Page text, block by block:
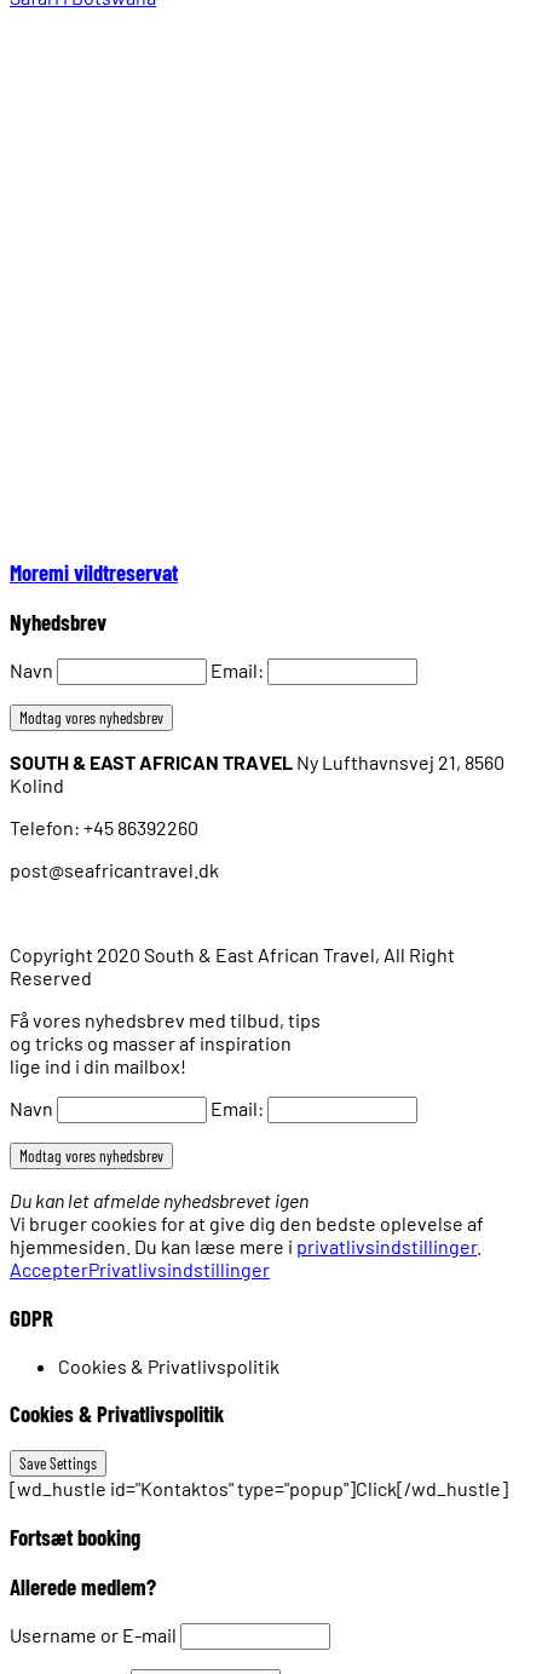
Moremi vildtreservat
Nyhedsbrev
Navn Email:
SOUTH & EAST AFRICAN TRAVEL Ny Lufthavnsvej 21, 8560
Kolind
Telefon: +45 86392260
post@seafricantravel.dk
Copyright 2020 South & East African Travel, All Right
Reserved
Få vores nyhedsbrev med tilbud, tips
og tricks og masser af inspiration
lige ind i din mailbox!
Navn
Email:
Du kan let afmelde nyhedsbrevet igen
Vi bruger cookies for at give dig den bedste oplevelse af
hjemmesiden. Du kan læse mere i privatlivsindstillinger.
AccepterPrivatlivsindstillinger
GDPR
Cookies & Privatlivspolitik
Cookies & Privatlivspolitik
[wd_hustle id="Kontaktos" type="popup"]Click[/wd_hustle]
Fortsæt booking
Allerede medlem?
Username or E-mail